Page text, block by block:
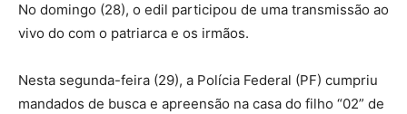
No domingo (28), o edil participou de uma transmissão ao
vivo do com o patriarca e os irmãos.
Nesta segunda-feira (29), a Polícia Federal (PF) cumpriu
mandados de busca e apreensão na casa do filho “02” de